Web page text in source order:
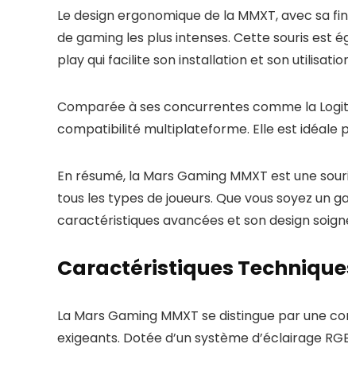
Le design ergonomique de la MMXT, avec
de gaming les plus intenses. Cette souris
play qui facilite son installation et son
Comparée à ses concurrentes comme la
compatibilité multiplateforme. Elle est idéale
En résumé, la Mars Gaming MMXT est une
tous les types de joueurs. Que vous soyez
caractéristiques avancées et son design
Caractéristiques
La Mars Gaming MMXT se distingue par une
exigeants. Dotée d’un système d’éclairage